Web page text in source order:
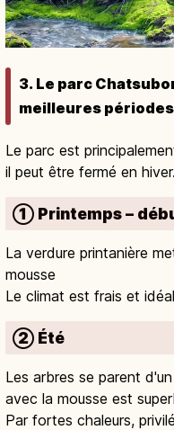
3. Le parc
meilleures
Le parc est
il peut être fermé en hiver.
① Printemps –
La verdure printanière
mousse
Le climat est frais et
② Été
Les arbres se parent
avec la mousse est
Par fortes chaleurs,